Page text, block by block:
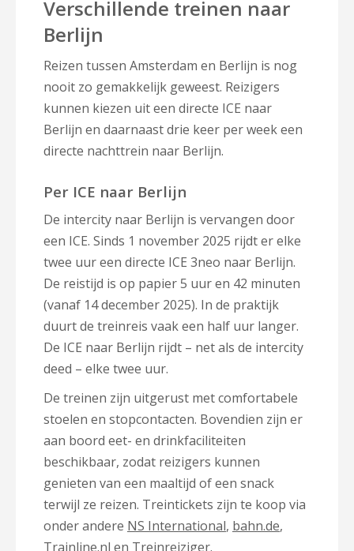
Verschillende treinen naar
Berlijn
Reizen tussen Amsterdam en Berlijn is nog
nooit zo gemakkelijk geweest. Reizigers
kunnen kiezen uit een directe ICE naar
Berlijn en daarnaast drie keer per week een
directe nachttrein naar Berlijn.
Per ICE naar Berlijn
De intercity naar Berlijn is vervangen door
een ICE. Sinds 1 november 2025 rijdt er elke
twee uur een directe ICE 3neo naar Berlijn.
De reistijd is op papier 5 uur en 42 minuten
(vanaf 14 december 2025). In de praktijk
duurt de treinreis vaak een half uur langer.
De ICE naar Berlijn rijdt – net als de intercity
deed – elke twee uur.
De treinen zijn uitgerust met comfortabele
stoelen en stopcontacten. Bovendien zijn er
aan boord eet- en drinkfaciliteiten
beschikbaar, zodat reizigers kunnen
genieten van een maaltijd of een snack
terwijl ze reizen. Treintickets zijn te koop via
onder andere NS International, bahn.de,
Trainline.nl en Treinreiziger.